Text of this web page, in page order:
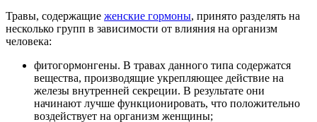
Травы, содержащие женские гормоны, принято разделять на
несколько групп в зависимости от влияния на организм
человека:
фитогормонгены. В травах данного типа содержатся
вещества, производящие укрепляющее действие на
железы внутренней секреции. В результате они
начинают лучше функционировать, что положительно
воздействует на организм женщины;